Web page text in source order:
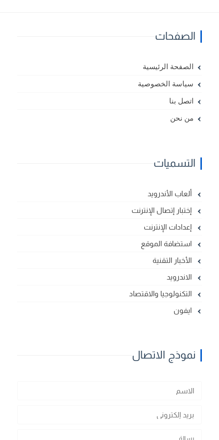
الصفحات
الصفحة الرئيسية
سياسة الخصوصية
اتصل بنا
من نحن
التسميات
ألعاب الأندرويد
إختبار إتصال الإنترنت
إعدادات الإنترنت
استضافة الموقع
الأخبار التقنية
الاندرويد
التكنولوجيا والاقتصاد
ايفون
نموذج الاتصال